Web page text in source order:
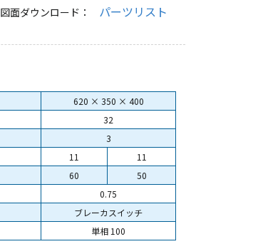
図面ダウンロード： パーツリスト
620 × 350 × 400
32
3
11
11
60
50
0.75
ブレーカスイッチ
単相 100